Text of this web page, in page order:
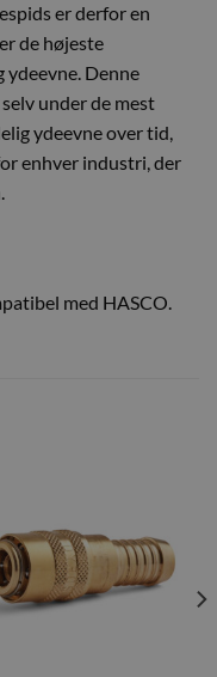
er derfor en
de højeste
Denne
under de mest
ydeevne over tid,
enhver industri, der
med HASCO.